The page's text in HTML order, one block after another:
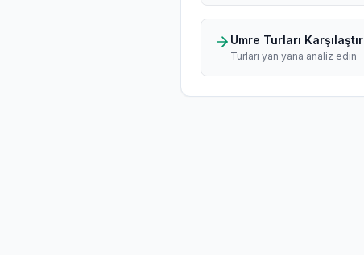
Umre Turları Karşılaştır
Turları yan yana analiz edin